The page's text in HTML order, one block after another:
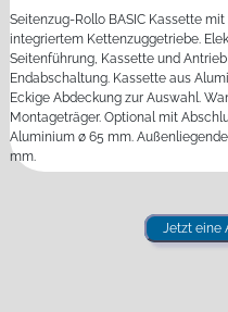
Seitenzug-Rollo BASIC Kassette
integriertem Kettenzuggetriebe.
Seitenführung, Kassette und
Endabschaltung. Kassette aus
Eckige Abdeckung zur Auswahl.
Montageträger. Optional mit
Aluminium ø 65 mm.
mm.
Jetzt eine